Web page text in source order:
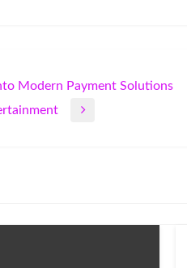
Modern Payment Solutions